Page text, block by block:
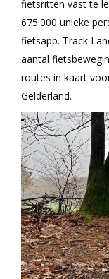
fietsritten vast te
675.000 unieke
fietsapp. Track
aantal
routes in kaart
Gelderland.